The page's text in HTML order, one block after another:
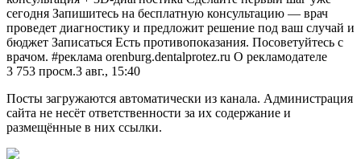
сегодня Запишитесь на бесплатную консультацию — врач
проведет диагностику и предложит решение под ваш случай и
бюджет Записаться Есть противопоказания. Посоветуйтесь с
врачом. #реклама orenburg.dentalprotez.ru О рекламодателе
3 753 просм.3 авг., 15:40
Посты загружаются автоматически из канала. Администрация
сайта не несёт ответственности за их содержание и
размещённые в них ссылки.